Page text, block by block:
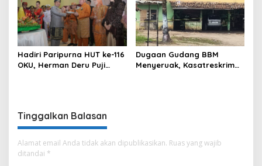
Hadiri Paripurna HUT ke-116
OKU, Herman Deru Puji
Dugaan Gudang BBM
Menyeruak, Kasatreskrim
Tinggalkan Balasan
Alamat email Anda tidak akan dipublikasikan. Ruas yang wajib
ditandai *